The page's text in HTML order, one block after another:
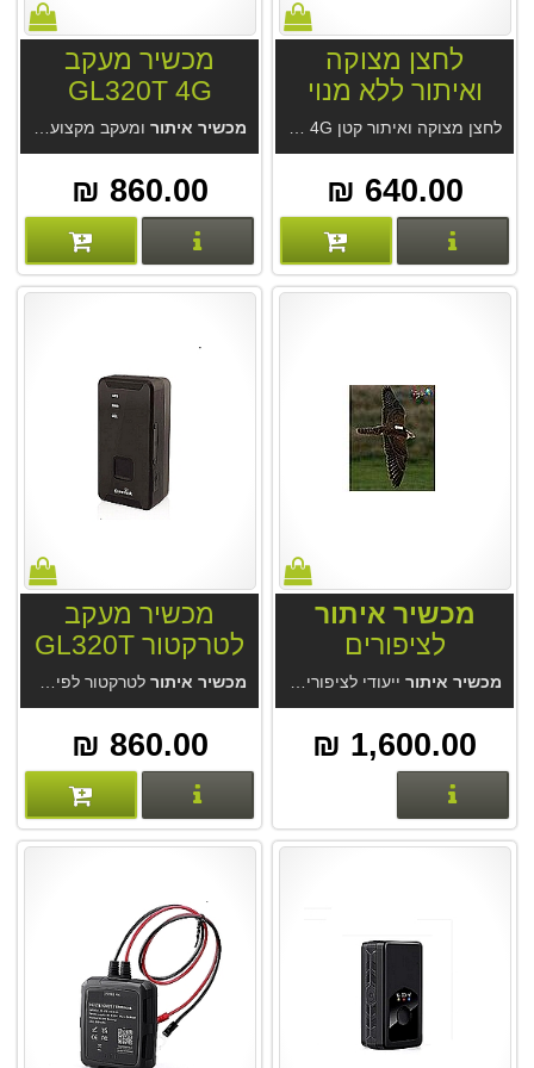
לחצן מצוקה
ואיתור ללא מנוי
GT28N 4G
לחצן מצוקה ואיתור קטן GT28N 4G כצמיד, בכיס, כתליון או צמוד למפתחות. אפליקציה נוחה בעברית לאיתור והתראות. ללא דמי מנוי. נשיאה כתליון, או צמיד או בכיס. איתור אמין במיוחד בבית ובחוץ.
640.00 ₪
פרטים נוספים
מכשיר מעקב
GL320T 4G
מכשיר איתור ומעקב מקצועי GL320T 4G. הטוב מסוגו מחברת Queclink. מעקב מקצועי לשימושים רבים. מערכת איתור החדשנית GPS Trace עם אפליקציית Ruhavik מחברת Gurtam. אופציה מארז מגנטי. אופציה סים גלובלי.
860.00 ₪
פרטים נוספים
מכשיר איתור
לציפורים
מכשיר איתור ייעודי לציפורים. המכשיר הקטן ביותר עם זמן סוללה של חודש בתיזמון.
1,600.00 ₪
מכשיר מעקב
לטרקטור GL320T
4Gמכשיר איתור לטרקטור לפיקוח חקלאי GL320T 4G. לשילוב במערכת פארם מנגר או במערכת GPS-Trace. מכשיר הטוב מסוגו מחברת Queclink. מערכת איתור GPS-Trace מחברת Gurtam.
860.00 ₪
פרטים נוספים